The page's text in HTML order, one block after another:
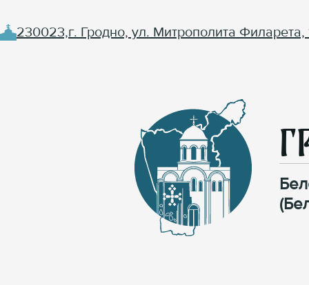
230023,г. Гродно, ул. Митрополита Филарета,